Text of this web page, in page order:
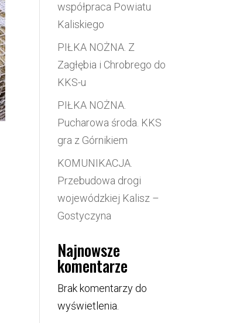
współpraca Powiatu
Kaliskiego
PIŁKA NOŻNA. Z
Zagłębia i Chrobrego do
KKS-u
PIŁKA NOŻNA.
Pucharowa środa. KKS
gra z Górnikiem
KOMUNIKACJA.
Przebudowa drogi
wojewódzkiej Kalisz –
Gostyczyna
Najnowsze
komentarze
Brak komentarzy do
wyświetlenia.